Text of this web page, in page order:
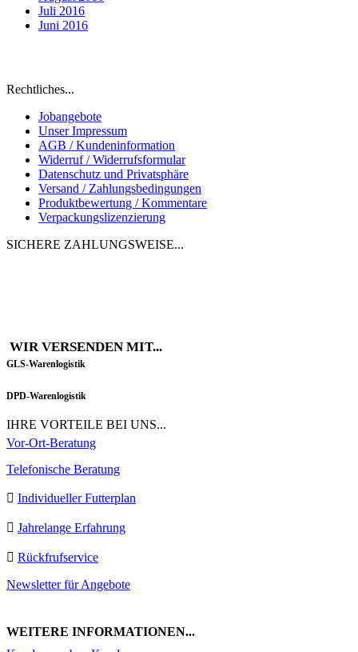
Juli 2016
Juni 2016
Rechtliches...
Jobangebote
Unser Impressum
AGB / Kundeninformation
Widerruf / Widerrufsformular
Datenschutz und Privatsphäre
Versand / Zahlungsbedingungen
Produktbewertung / Kommentare
Verpackungslizenzierung
SICHERE ZAHLUNGSWEISE...
WIR VERSENDEN MIT...
GLS-Warenlogistik
DPD-Warenlogistik
IHRE VORTEILE BEI UNS...
Vor-Ort-Beratung
Telefonische Beratung
Individueller Futterplan
Jahrelange Erfahrung
Rückfrufservice
Newsletter für Angebote
WEITERE INFORMATIONEN...